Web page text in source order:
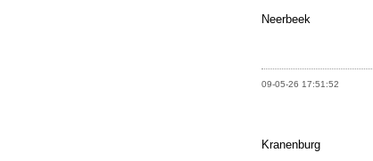
Neerbeek
09-05-26 17:51:52
Kranenburg